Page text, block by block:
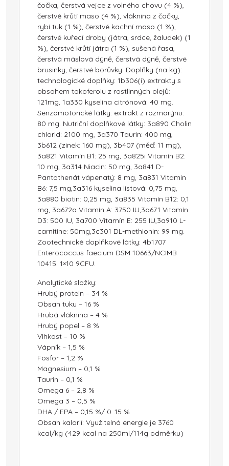
čočka, čerstvá vejce z volného chovu (4 %),
čerstvé krůtí maso (4 %), vláknina z čočky,
rybí tuk (1 %), čerstvé kachní maso (1 %),
čerstvé kuřecí droby (játra, srdce, žaludek) (1
%), čerstvé krůtí játra (1 %), sušená řasa,
čerstvá máslová dýně, čerstvá dýně, čerstvé
brusinky, čerstvé borůvky. Doplňky (na kg):
technologické doplňky: 1b306(i) extrakty s
obsahem tokoferolu z rostlinných olejů:
121mg, 1a330 kyselina citrónová: 40 mg.
Senzomotorické látky: extrakt z rozmarýnu:
80 mg. Nutriční doplňkové látky: 3a890 Cholin
chlorid: 2100 mg, 3a370 Taurin: 400 mg,
3b612 (zinek: 160 mg), 3b407 (měď: 11 mg),
3a821 Vitamín B1: 25 mg, 3a825i Vitamín B2:
10 mg, 3a314 Niacin: 50 mg, 3a841 D-
Pantothenát vápenatý: 8 mg, 3a831 Vitamin
B6: 7,5 mg,3a316 kyselina listová: 0,75 mg,
3a880 biotin: 0,25 mg, 3a835 Vitamín B12: 0,1
mg, 3a672a Vitamín A: 3750 IU,3a671 Vitamín
D3: 500 IU, 3a700 Vitamín E: 255 IU,3a910 L-
carnitine: 50mg,3c301 DL-methionin: 99 mg.
Zootechnické doplňkové látky: 4b1707
Enterococcus faecium DSM 10663/NCIMB
10415: 1×10 9CFU.
Analytické složky:
Hrubý protein – 34 %
Obsah tuku – 16 %
Hrubá vláknina – 4 %
Hrubý popel – 8 %
Vlhkost – 10 %
Vápník – 1,5 %
Fosfor – 1,2 %
Magnesium – 0,1 %
Taurin – 0,1 %
Omega 6 – 2,8 %
Omega 3 – 0,5 %
DHA / EPA – 0,15 %/ 0 .15 %
Obsah kalorií: Využitelná energie je 3760
kcal/kg (429 kcal na 250ml/114g odměrku)